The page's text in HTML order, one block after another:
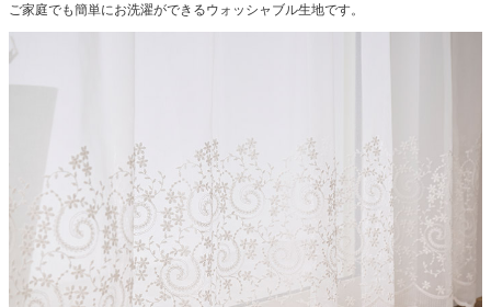
ご家庭でも簡単にお洗濯ができるウォッシャブル生地です。